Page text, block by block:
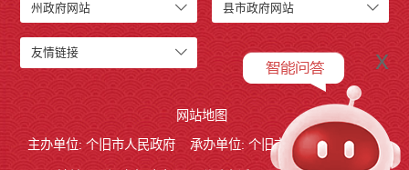
州政府网站 县市政府网站
友情链接
网站地图
主办单位: 个旧市人民政府
承办单位: 个旧市人民政府办公室
x